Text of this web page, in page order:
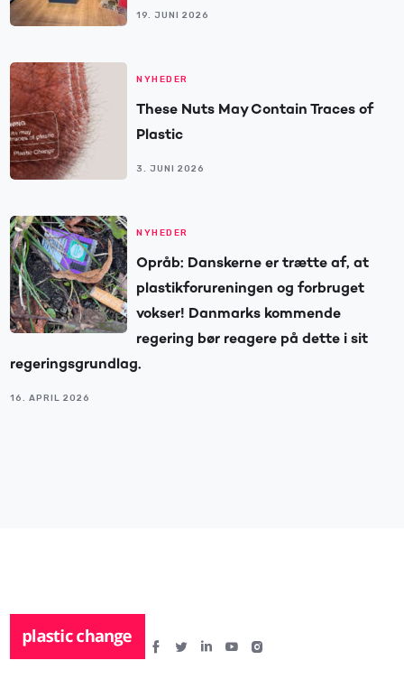
19. JUNI 2026
NYHEDER
These Nuts May Contain Traces of
Plastic
3. JUNI 2026
NYHEDER
Opråb: Danskerne er trætte af, at
plastikforureningen og forbruget
vokser! Danmarks kommende
regering bør reagere på dette i sit
regeringsgrundlag.
16. APRIL 2026